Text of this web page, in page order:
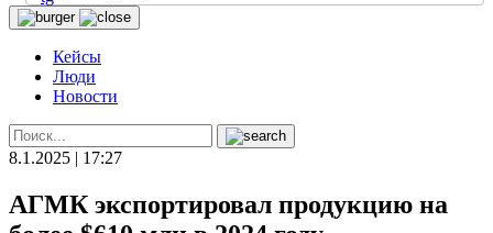
Кейсы
Люди
Новости
8.1.2025 | 17:27
АГМК экспортировал продукцию на